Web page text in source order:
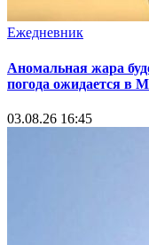
Ежедневник
Аномальная жара
погода ожидается в
03.08.26 16:45